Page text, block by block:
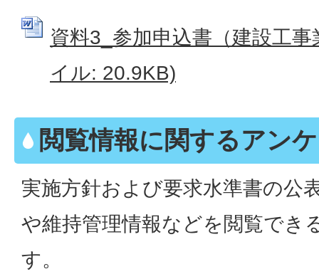
資料3_参加申込書（建設工
イル: 20.9KB)
閲覧情報に関するアン
実施方針および要求水準書の公
や維持管理情報などを閲覧でき
す。